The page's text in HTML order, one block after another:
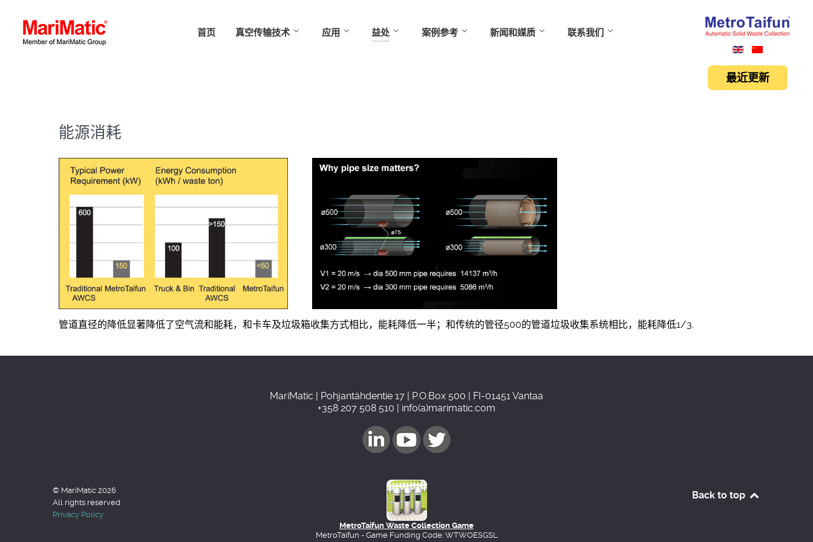
首页 真空传输技术 应用 益处 案例参考 新闻和媒质 联系我们
最近更新
能源消耗
管道直径的降低显著降低了空气流和能耗，和卡车及垃圾箱收集方式相比，能耗降低一半；和传统的管径500的管道垃圾收集系统相比，能耗降低1/3.
MariMatic | Pohjantähdentie 17 | P.O.Box 500 | FI-01451 Vantaa
+358 207 508 510 | info(a)marimatic.com
© MariMatic 2026
All rights reserved
Privacy Policy
MetroTaifun Waste Collection Game
MetroTaifun - Game Funding Code: WTWOESGSL
Back to top